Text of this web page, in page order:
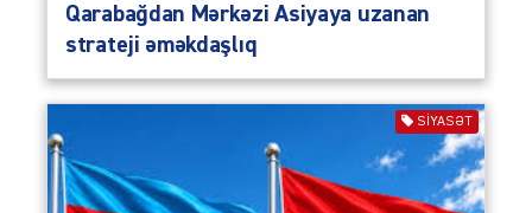
Qarabağdan Mərkəzi Asiyaya uzanan
strateji əməkdaşlıq
SIYASƏT